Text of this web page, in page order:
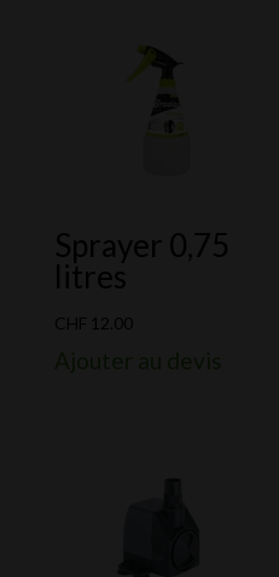
Sprayer 0,75
litres
CHF 12.00